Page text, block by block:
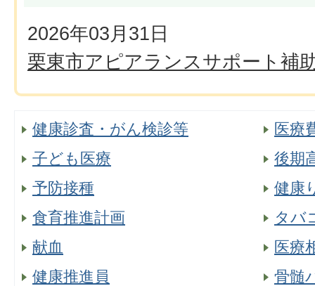
2026年03月31日
栗東市アピアランスサポート補
健康診査・がん検診等
医療
子ども医療
後期
予防接種
健康
食育推進計画
タバ
献血
医療
健康推進員
骨髄